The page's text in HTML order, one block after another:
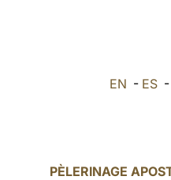
EN - ES-
PÈLERINAGE